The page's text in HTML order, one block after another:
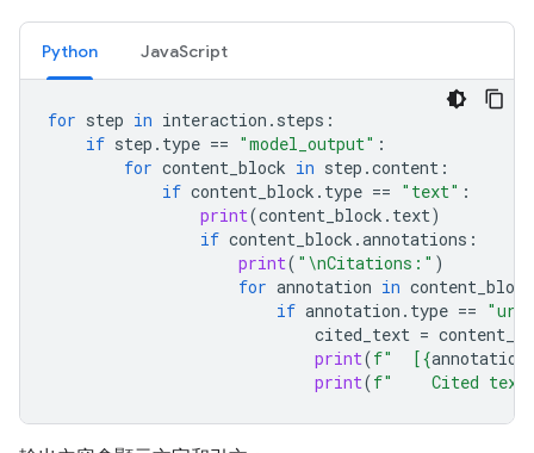
Python JavaScript
for step in interaction . steps :
if step . type == "model_output" :
for content_block in step .content :
if content_block . type == "text" :
print(content_block . text)
if content_block .annotations :
print( " \nCitations:" )
for annotation in content_block
if annotation . type ==
cited_text =
print(f"  [{annotation
print(f"    Cited